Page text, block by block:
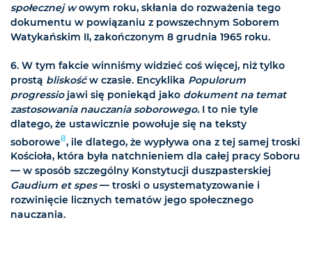
społecznej wowym roku, skłania do rozważenia tego
dokumentu w powiązaniu z powszechnym Soborem
Watykańskim II, zakończonym 8 grudnia 1965 roku.
6. W tym fakcie winniśmy widzieć coś więcej, niż tylko
prostą bliskośćw czasie. Encyklika Populorum
progressiojawi się poniekąd jako dokument na temat
zastosowania nauczania soborowego.I to nie tyle
dlatego, że ustawicznie powołuje się na teksty
soborowe8, ile dlatego, że wypływa ona z tej samej troski
Kościoła, która była natchnieniem dla całej pracy Soboru
— w sposób szczególny Konstytucji duszpasterskiej
Gaudium et spes— troski o usystematyzowanie i
rozwinięcie licznych tematów jego społecznego
nauczania.